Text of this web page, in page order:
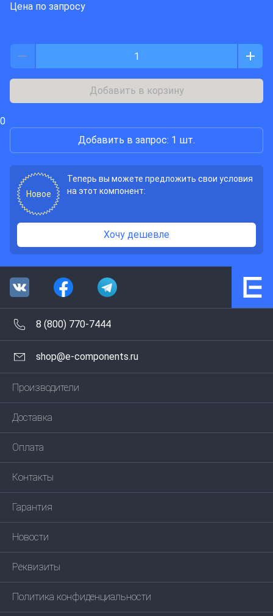
Цена по запросу
Добавить в корзину
0
Добавить в запрос: 1 шт.
Новое
Теперь вы можете предложить свои условия
на этот компонент:
Хочу дешевле
8 (800) 770-7444
shop@e-components.ru
Производители
Доставка
Оплата
Контакты
Гарантия
Новости
Реквизиты
Политика конфиденциальности